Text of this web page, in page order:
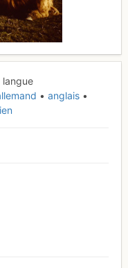
langue
anglais